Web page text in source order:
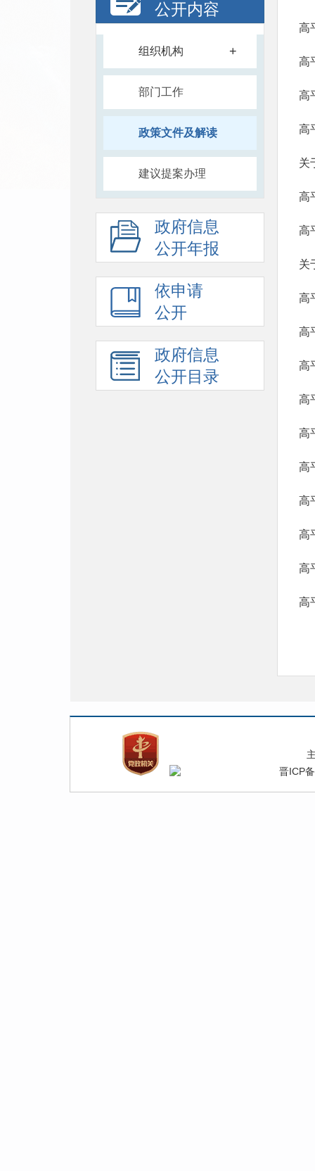
公开内容
组织机构 +
部门工作
政策文件及解读
建议提案办理
政府信息
公开年报
依申请
公开
政府信息
公开目录
高
高
高
关
高
高
关
高
高
高
高
晋ICP